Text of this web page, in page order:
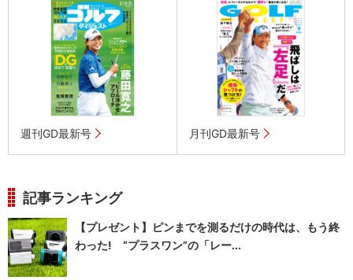
週刊GD最新号 月刊GD最新号
記事ランキング
【プレゼント】ピンまでを測るだけの時代は、もう終
わった! “プラスワン”の「レー...